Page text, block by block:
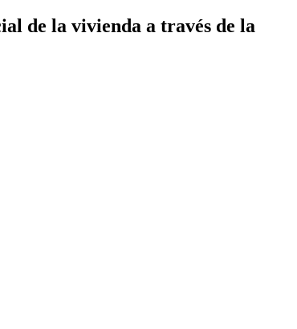
de la vivienda a través de la